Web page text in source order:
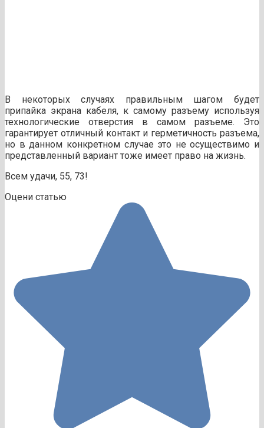
В некоторых случаях правильным шагом будет
припайка экрана кабеля, к самому разъему используя
технологические отверстия в самом разъеме. Это
гарантирует отличный контакт и герметичность разъема,
но в данном конкретном случае это не осуществимо и
представленный вариант тоже имеет право на жизнь.
Всем удачи, 55, 73!
Оцени статью